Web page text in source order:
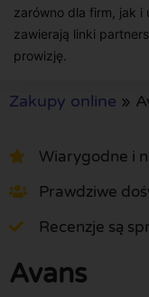
zarówno dla firm, jak
zawierają linki
prowizję.
Zakupy online »
Wiarygodne i
Prawdziwe
Recenzje są
Avans